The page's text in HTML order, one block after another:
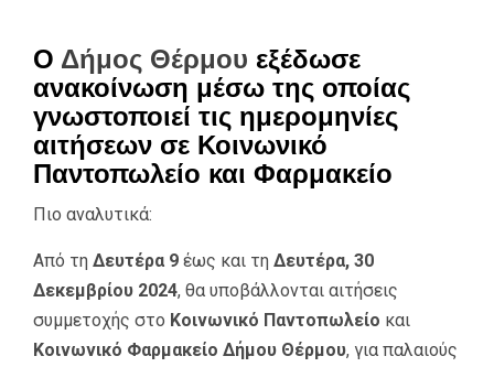
Ο Δήμος Θέρμου εξέδωσε
ανακοίνωση μέσω της οποίας
γνωστοποιεί τις ημερομηνίες
αιτήσεων σε Κοινωνικό
Παντοπωλείο και Φαρμακείο
Πιο αναλυτικά:
Από τη Δευτέρα 9 έως και τη Δευτέρα, 30
Δεκεμβρίου 2024, θα υποβάλλονται αιτήσεις
συμμετοχής στο Κοινωνικό Παντοπωλείο και
Κοινωνικό Φαρμακείο Δήμου Θέρμου, για παλαιούς